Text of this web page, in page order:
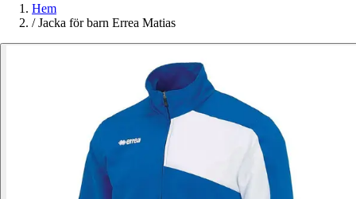
Hem
/ Jacka för barn Errea Matias